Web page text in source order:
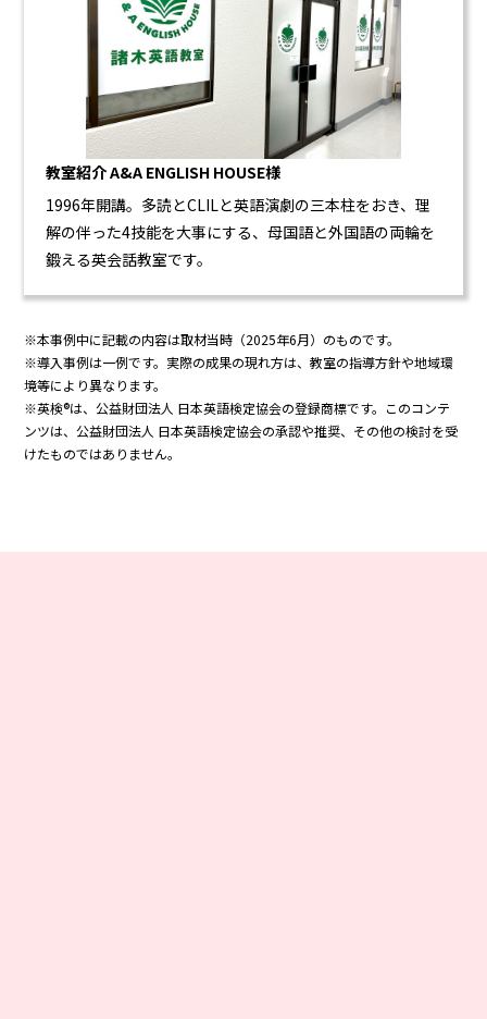
教室紹介A&A ENGLISH HOUSE様
1996年開講。多読とCLILと英語演劇の三本柱をおき、理
解の伴った4技能を大事にする、母国語と外国語の両輪を
鍛える英会話教室です。
※本事例中に記載の内容は取材当時（2025年6月）のものです。
※導入事例は一例です。実際の成果の現れ方は、教室の指導方針や地域環
境等により異なります。
※英検®は、公益財団法人 日本英語検定協会の登録商標です。このコンテ
ンツは、公益財団法人 日本英語検定協会の承認や推奨、その他の検討を受
けたものではありません。